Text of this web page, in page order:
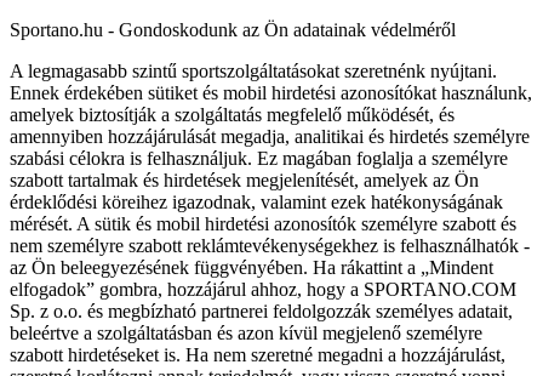
Sportano.hu - Gondoskodunk az Ön adatainak védelméről
A legmagasabb szintű sportszolgáltatásokat szeretnénk nyújtani.
Ennek érdekében sütiket és mobil hirdetési azonosítókat használunk,
amelyek biztosítják a szolgáltatás megfelelő működését, és
amennyiben hozzájárulását megadja, analitikai és hirdetés személyre
szabási célokra is felhasználjuk. Ez magában foglalja a személyre
szabott tartalmak és hirdetések megjelenítését, amelyek az Ön
érdeklődési köreihez igazodnak, valamint ezek hatékonyságának
mérését. A sütik és mobil hirdetési azonosítók személyre szabott és
nem személyre szabott reklámtevékenységekhez is felhasználhatók -
az Ön beleegyezésének függvényében. Ha rákattint a „Mindent
elfogadok” gombra, hozzájárul ahhoz, hogy a SPORTANO.COM
Sp. z o.o. és megbízható partnerei feldolgozzák személyes adatait,
beleértve a szolgáltatásban és azon kívül megjelenő személyre
szabott hirdetéseket is. Ha nem szeretné megadni a hozzájárulást,